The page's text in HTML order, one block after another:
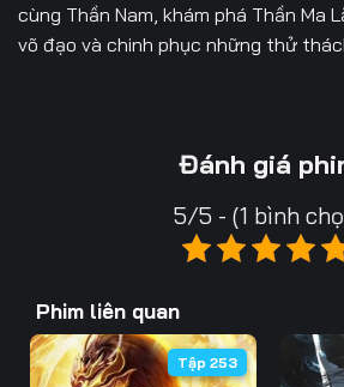
cùng Thần Nam, khám phá Thần Ma
võ đạo và chinh phục những thử
Đánh giá
5/5 - (1 bình
Phim liên quan
Tập 253